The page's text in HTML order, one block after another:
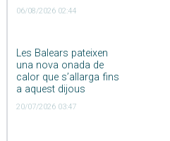
06/08/2026 02:44
Les Balears pateixen
una nova onada de
calor que s’allarga fins
a aquest dijous
20/07/2026 03:47